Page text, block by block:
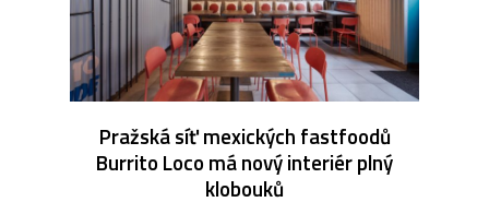
Pražská síť mexických fastfoodů
Burrito Loco má nový interiér plný
klobouků